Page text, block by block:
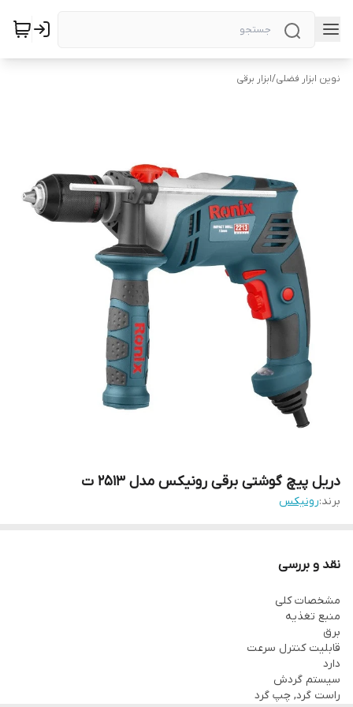
نوین ابزار فضلی/ابزار برقی
دریل پیچ گوشتی برقی رونیکس مدل 2513 ت
برند:رونیکس
نقد و بررسی
مشخصات کلی
منبع تغذیه
برق
قابلیت کنترل سرعت
دارد
سیستم گردش
راست گرد, چپ گرد